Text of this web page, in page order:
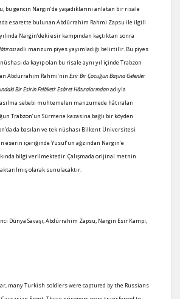
bu gencin Nargin’de yaşadıklarını anlatan bir risale
esarette bulunan Abdürrahim Rahmi Zapsu ile ilgili
Nargin’deki esir kampından kaçtıktan sonra
adlı manzum piyes yayımladığı belirtilir. Bu piyes
da kayıp olan bu risale aynı yıl içinde Trabzon
Abdürrahim Rahmi’nin Esir Bir Çocuğun Başına Gelenler
Bir Esirin Felâketi: Esâret Hâtıralarındanadıyla
sebebi muhtemelen manzumede hâtıraları
Trabzon’un Sürmene kazasına bağlı bir köyden
da basılan ve tek nüshası Bilkent Üniversitesi
eserin içeriğinde Yusuf’un ağzından Nargin’e
bilgi verilmektedir. Çalışmada orijinal metnin
olarak sunulacaktır.
Dünya Savaşı, Abdürrahim Zapsu, Nargin Esir Kampı,
many Turkish soldiers were captured by the Russians